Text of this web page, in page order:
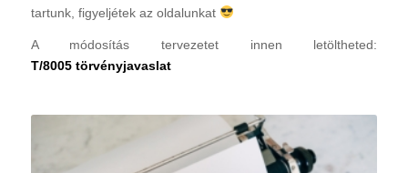
tartunk, figyeljétek az oldalunkat
A módosítás tervezetet innen letöltheted:
T/8005 törvényjavaslat